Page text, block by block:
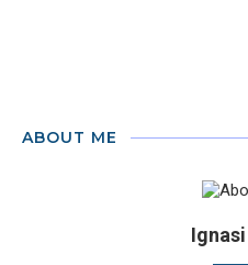
ABOUT ME